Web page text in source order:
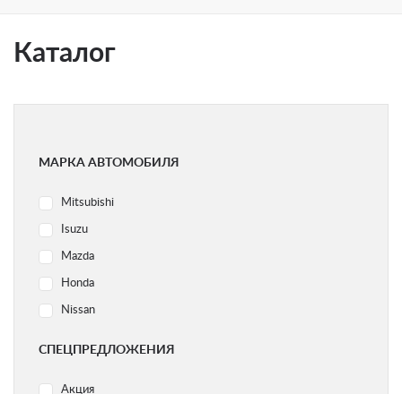
Каталог
МАРКА АВТОМОБИЛЯ
Mitsubishi
Isuzu
Mazda
Honda
Nissan
Volvo
СПЕЦПРЕДЛОЖЕНИЯ
Акция